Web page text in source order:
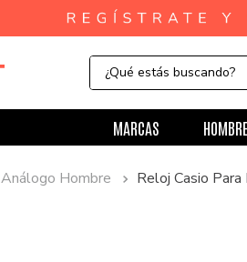
¿Qué estás buscando?
MARCAS HOMBRE
Análogo Hombre Reloj Casio